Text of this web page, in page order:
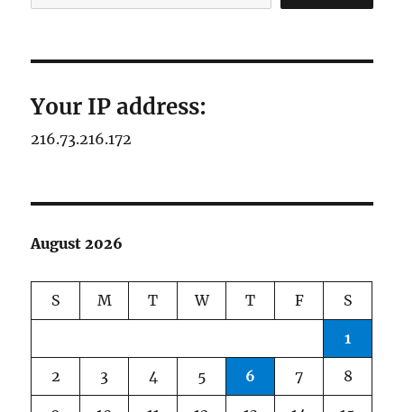
Your IP address:
216.73.216.172
August 2026
S M T W T F S
1
2 3 4 5 6 7 8